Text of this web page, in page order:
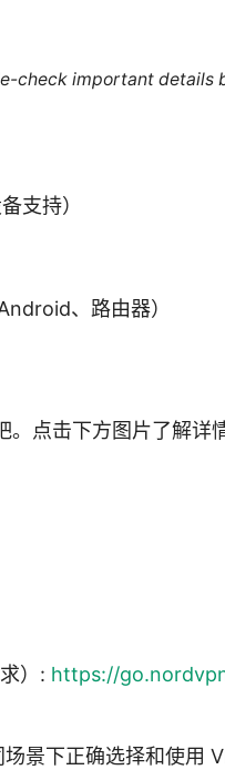
check important details
支持）
、路由器）
点击下方图片了解详
）: https://
景下正确选择和使用